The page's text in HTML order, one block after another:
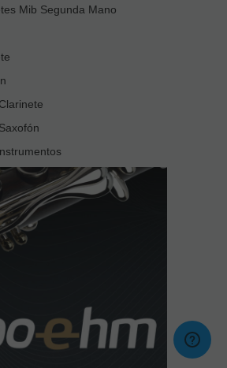
Mib Segunda Mano